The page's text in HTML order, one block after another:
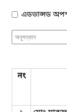
এডভান্সড
নং